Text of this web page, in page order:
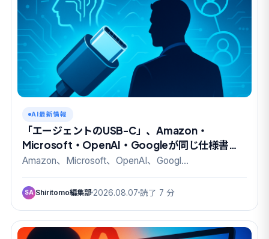
AI最新情報
「エージェントのUSB-C」、Amazon・
Microsoft・OpenAI・Googleが同じ仕様書に
名を連ねた
Amazon、Microsoft、OpenAI、Googl…
SA Shiritomo編集部 2026.08.07 読了 7 分